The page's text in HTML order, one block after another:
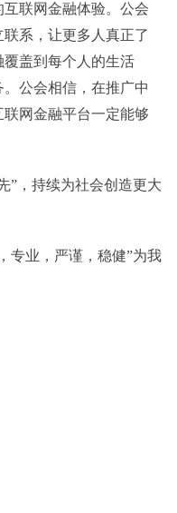
联网金融体验。公会
系，让更多人真正了
盖到每个人的生活
公会相信，在推广中
网金融平台一定能够
”，持续为社会创造更大
专业，严谨，稳健”为我